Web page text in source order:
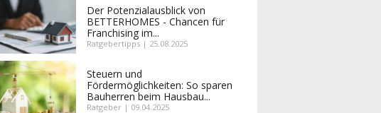
Der Potenzialausblick von
BETTERHOMES - Chancen für
Franchising im...
Ratgebertipps | 25.08.2025
Steuern und
Fördermöglichkeiten: So sparen
Bauherren beim Hausbau...
Ratgeber | 09.04.2025